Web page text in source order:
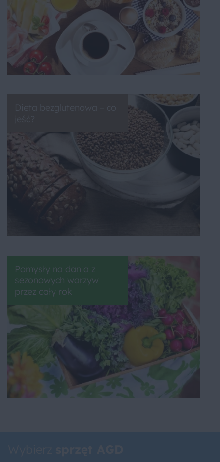
Pomysły na dania z
sezonowych warzyw
przez cały rok